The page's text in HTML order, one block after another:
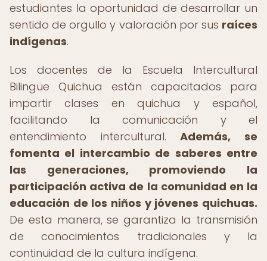
estudiantes la oportunidad de desarrollar un
sentido de orgullo y valoración por sus raíces
indígenas.
Los docentes de la Escuela Intercultural
Bilingüe Quichua están capacitados para
impartir clases en quichua y español,
facilitando la comunicación y el
entendimiento intercultural.Además, se
fomenta el intercambio de saberes entre
las generaciones, promoviendo la
participación activa de la comunidad en la
educación de los niños y jóvenes quichuas.
De esta manera, se garantiza la transmisión
de conocimientos tradicionales y la
continuidad de la cultura indígena.